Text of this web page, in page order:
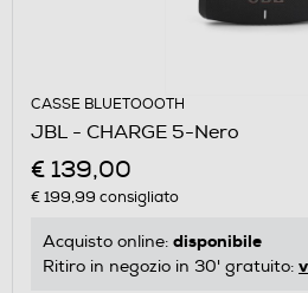
CASSE BLUETOOOTH
JBL - CHARGE 5-Nero
€ 139,00
€ 199,99 consigliato
Acquisto online: disponibile
Ritiro in negozio in 30' gratuito: